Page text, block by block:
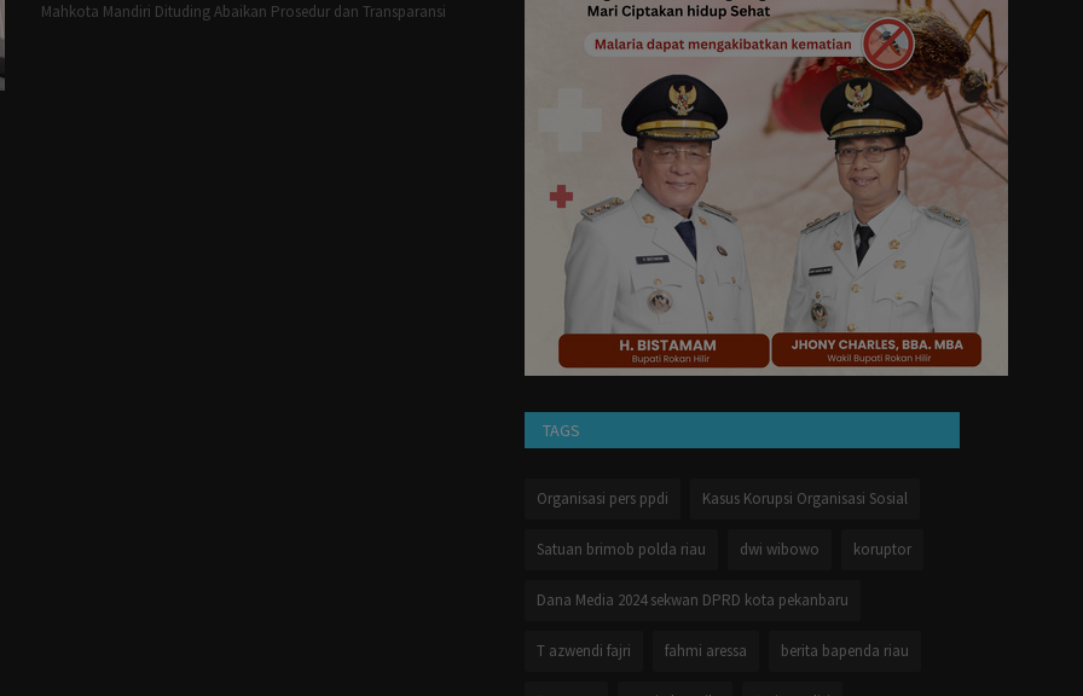
Mahkota Mandiri Dituding Abaikan Prosedur dan Transparansi
TAGS
Organisasi pers ppdi Kasus Korupsi Organisasi Sosial
Satuan brimob polda riau dwi wibowo koruptor
Dana Media 2024 sekwan DPRD kota pekanbaru
T azwendi fajri fahmi aressa berita bapenda riau